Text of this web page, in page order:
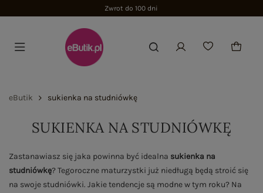
Zwrot do 100 dni
eButik sukienka na studniówkę
SUKIENKA NA STUDNIÓWKĘ
Zastanawiasz się jaka powinna być idealna sukienka na
studniówkę? Tegoroczne maturzystki już niedługą będą stroić się
na swoje studniówki. Jakie tendencje są modne w tym roku? Na